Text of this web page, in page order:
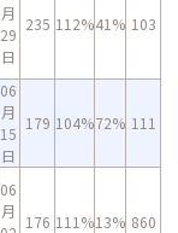
月
29
日
235 112%41% 103
06
月
15
日
179 104%72% 111
06
月
176 111%13% 860